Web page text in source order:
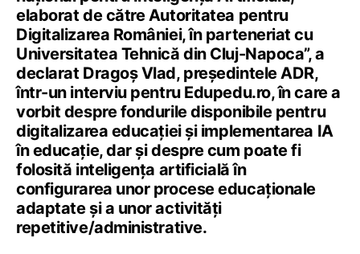
elaborat de către Autoritatea pentru
Digitalizarea României, în parteneriat cu
Universitatea Tehnică din Cluj-Napoca”, a
declarat Dragoș Vlad, președintele ADR,
într-un interviu pentru Edupedu.ro, în care a
vorbit despre fondurile disponibile pentru
digitalizarea educației și implementarea IA
în educație, dar și despre cum poate fi
folosită inteligența artificială în
configurarea unor procese educaționale
adaptate și a unor activități
repetitive/administrative.